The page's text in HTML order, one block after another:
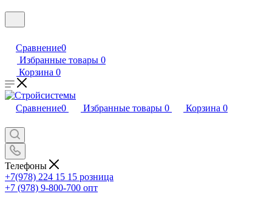
Сравнение0
Избранные товары 0
Корзина 0
Сравнение0 Избранные товары 0 Корзина 0
Телефоны
+7(978) 224 15 15 розница
+7 (978) 9-800-700 опт